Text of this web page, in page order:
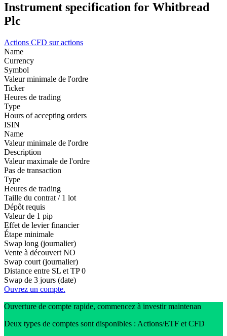
Instrument specification for Whitbread
Plc
Actions CFD sur actions
Name
Currency
Symbol
Valeur minimale de l'ordre
Ticker
Heures de trading
Type
Hours of accepting orders
ISIN
Name
Valeur minimale de l'ordre
Description
Valeur maximale de l'ordre
Pas de transaction
Type
Heures de trading
Taille du contrat / 1 lot
Dépôt requis
Valeur de 1 pip
Effet de levier financier
Étape minimale
Swap long (journalier)
Vente à découvert NO
Swap court (journalier)
Distance entre SL et TP 0
Swap de 3 jours (date)
Ouvrez un compte.
Ouverture de compte rapide, commencez à investir maintenan
Deux types de comptes sont disponibles : Actions/ETF et CFD